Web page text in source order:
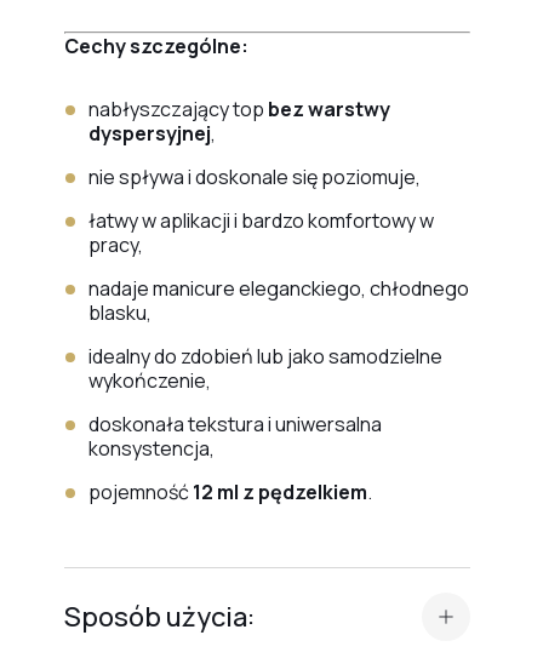
Cechy szczególne:
nabłyszczający top bez warstwy
dyspersyjnej,
nie spływa i doskonale się poziomuje,
łatwy w aplikacji i bardzo komfortowy w
pracy,
nadaje manicure eleganckiego, chłodnego
blasku,
idealny do zdobień lub jako samodzielne
wykończenie,
doskonała tekstura i uniwersalna
konsystencja,
pojemność12 ml z pędzelkiem.
Sposób użycia: